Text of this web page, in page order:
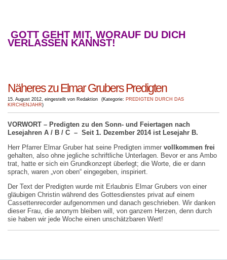
GOTT GEHT MIT, WORAUF DU DICH
VERLASSEN KANNST!
Näheres zu Elmar Grubers Predigten
15. August 2012 eingestellt von Redaktion (Kategorie: PREDIGTEN DURCH DAS
KIRCHENJAHR)
VORWORT – Predigten zu den Sonn- und Feiertagen nach
Lesejahren A / B / C – Seit 1. Dezember 2014 ist Lesejahr B.
Herr Pfarrer Elmar Gruber hat seine Predigten immer vollkommen frei
gehalten, also ohne jegliche schriftliche Unterlagen. Bevor er ans Ambo
trat, hatte er sich ein Grundkonzept überlegt; die Worte, die er dann
sprach, waren „von oben“ eingegeben, inspiriert.
Der Text der Predigten wurde mit Erlaubnis Elmar Grubers von einer
gläubigen Christin während des Gottesdienstes privat auf einem
Cassettenrecorder aufgenommen und danach geschrieben. Wir danken
dieser Frau, die anonym bleiben will, von ganzem Herzen, denn durch
sie haben wir jede Woche einen unschätzbaren Wert!